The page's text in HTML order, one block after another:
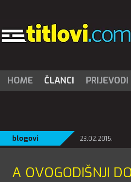
HOME ČLANCI PRIJEVODI
blogovi 23.02.2015.
A OVOGODIŠNJI